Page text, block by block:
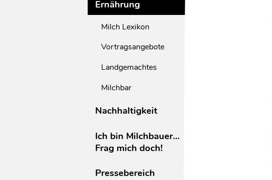
Ernährung
Milch Lexikon
Vortragsangebote
Landgemachtes
Milchbar
Nachhaltigkeit
Ich bin Milchbauer…
Frag mich doch!
Pressebereich